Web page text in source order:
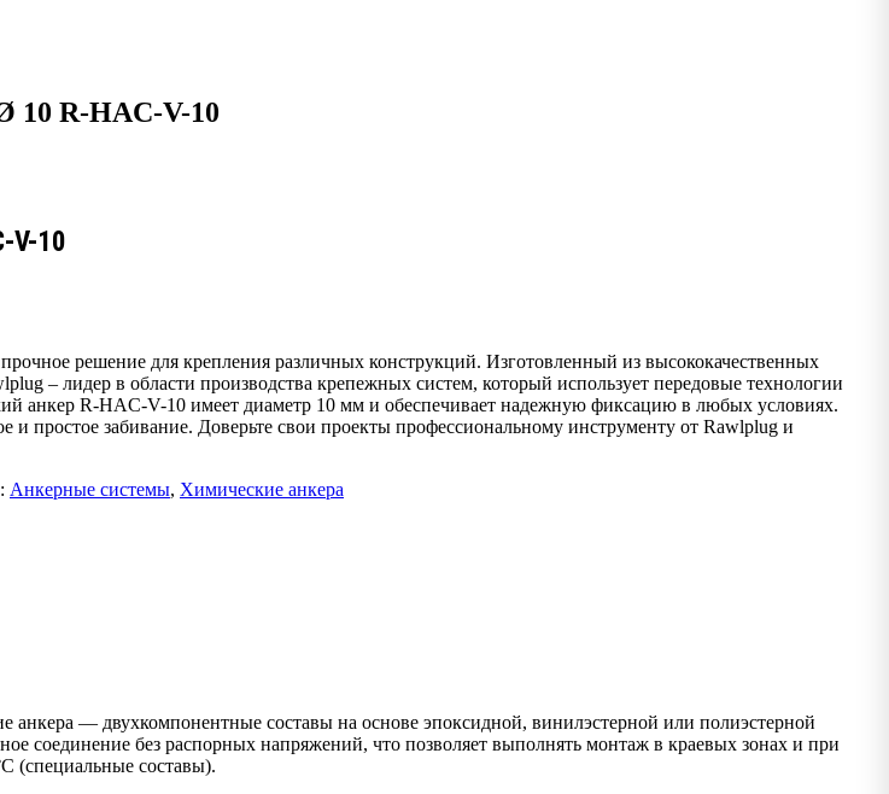
10 R-HAC-V-10
V-10
решение для крепления различных конструкций. Изготовленный из высококачественных
– лидер в области производства крепежных систем, который использует передовые технологии
анкер R-HAC-V-10 имеет диаметр 10 мм и обеспечивает надежную фиксацию в любых условиях.
простое забивание. Доверьте свои проекты профессиональному инструменту от Rawlplug и
Анкерные системы, Химические анкера
— двухкомпонентные составы на основе эпоксидной, винилэстерной или полиэстерной
соединение без распорных напряжений, что позволяет выполнять монтаж в краевых зонах и при
(специальные составы).